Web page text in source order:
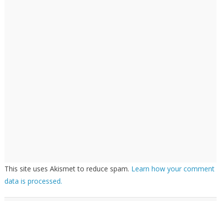
This site uses Akismet to reduce spam. Learn how your comment
data is processed.